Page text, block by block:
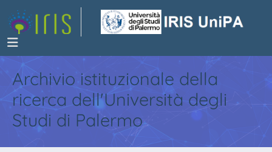
Archivio istituzionale della
ricerca dell'Università degli
Studi di Palermo